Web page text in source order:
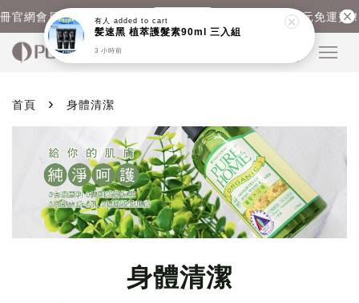
官網會員領取首購優惠！ 登入會員 官網結帳滿1500元免運費
首頁 › 身體清潔
身體清潔
有人 added to cart
髪速黑 植萃護髮素90ml 三入組
3 小時前